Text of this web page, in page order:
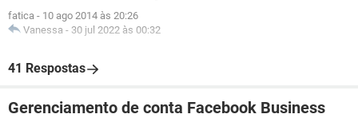
fatica - 10 ago 2014 às 20:26
Vanessa - 30 jul 2022 às 00:32
41 Respostas
Gerenciamento de conta Facebook Business